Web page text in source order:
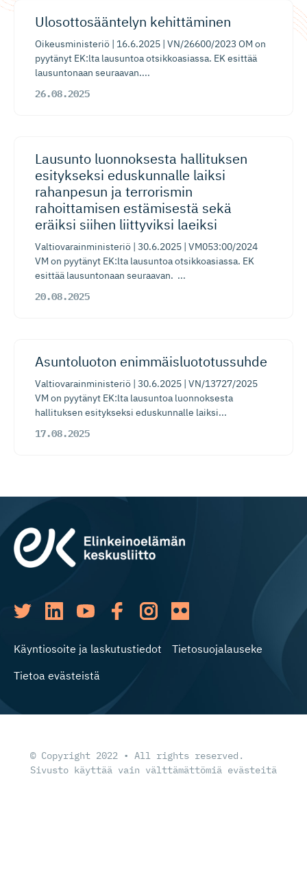
​Ulosotto­sääntelyn kehittäminen
Oikeusministeriö | 16.6.2025 | VN/26600/2023 OM on
pyytänyt EK:lta lausuntoa otsikkoasiassa. EK esittää
lausuntonaan seuraavan....
26.08.2025
Lausunto luonnoksesta hallituksen
esitykseksi eduskunnalle laiksi
rahanpesun ja terrorismin
rahoittamisen estämisestä sekä
eräiksi siihen liittyviksi laeiksi
Valtiovarainministeriö | 30.6.2025 | VM053:00/2024
VM on pyytänyt EK:lta lausuntoa otsikkoasiassa. EK
esittää lausuntonaan seuraavan. ...
20.08.2025
​​Asuntoluoton enimmäisluo­to­tussuhde​
Valtiovarainministeriö | 30.6.2025 | VN/13727/2025
VM on pyytänyt EK:lta lausuntoa luonnoksesta
hallituksen esitykseksi eduskunnalle laiksi...
17.08.2025
Käyntiosoite ja laskutustiedot
Tietosuojalauseke
Tietoa evästeistä
© Copyright 2022 • All rights reserved.
Sivusto käyttää vain välttämättömiä evästeitä